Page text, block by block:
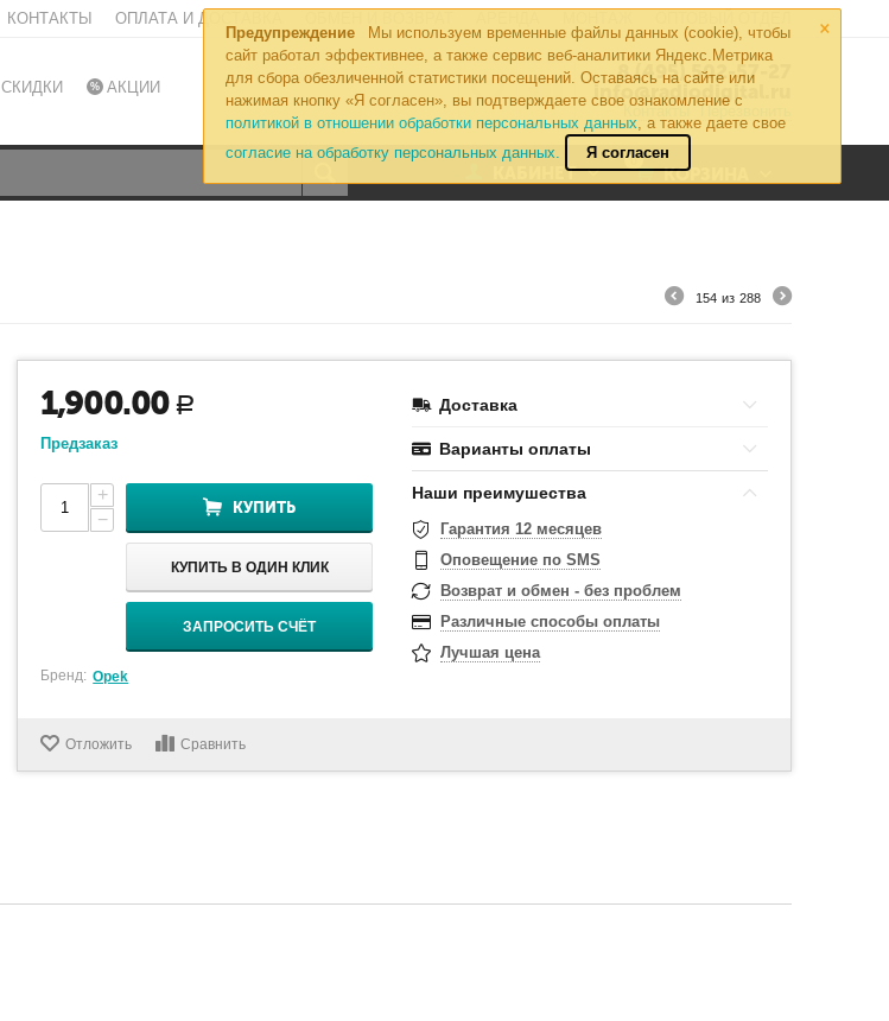
×
Предупреждение
Мы используем временные файлы данных (cookie), чтобы
сайт работал эффективнее, а также сервис веб-аналитики Яндекс.Метрика
для сбора обезличенной статистики посещений. Оставаясь на сайте или
нажимая кнопку «Я согласен», вы подтверждаете свое ознакомление с
политикой в отношении обработки персональных данных, а также даете свое
согласие на обработку персональных данных.
Я согласен
КОНТАКТЫ ОПЛАТА И ДОСТАВКА
СКИДКИ АКЦИИ
8 (495) 502-57-27
info@radiodigital.ru
Контакты Перезвонить
0
КОРЗИНА
КАБИНЕТ
154 из 288
1,900.00 Р
Предзаказ
+
−
КУПИТЬ
КУПИТЬ В ОДИН КЛИК
ЗАПРОСИТЬ СЧЁТ
Бренд: Opek
Доставка
Варианты оплаты
Наши преимушества
Гарантия 12 месяцев
Оповещение по SMS
Возврат и обмен - без проблем
Различные способы оплаты
Лучшая цена
Отложить Сравнить